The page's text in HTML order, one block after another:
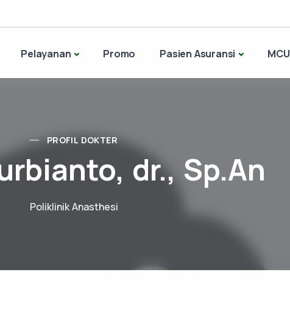
Pelayanan Promo Pasien Asuransi MCU
PROFIL DOKTER
dr., Sp.An
Poliklinik Anasthesi